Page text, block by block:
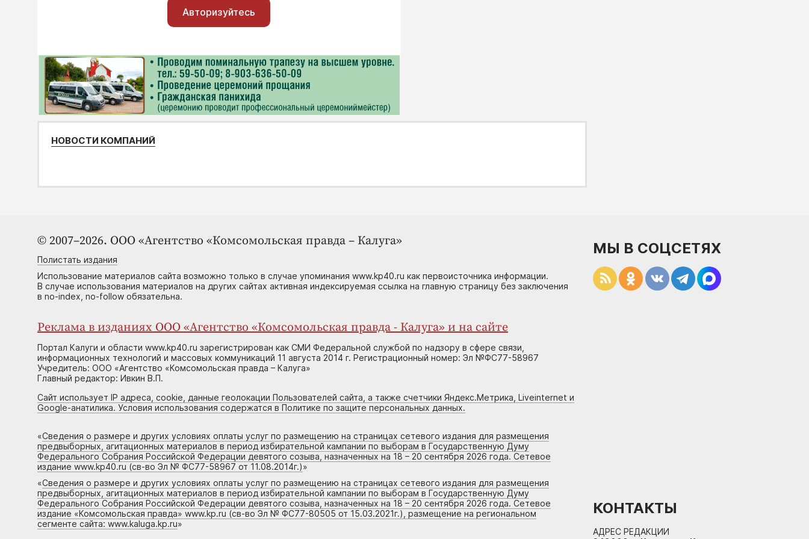
Авторизуйтесь
НОВОСТИ КОМПАНИЙ
© 2007–2026. ООО «Агентство «Комсомольская правда – Калуга»
Полистать издания
Использование материалов сайта возможно только в случае упоминания www.kp40.ru как первоисточника информации.
В случае использования материалов на других сайтах активная индексируемая ссылка на главную страницу без заключения
в no-index, no-follow обязательна.
Реклама в изданиях ООО «Агентство «Комсомольская правда - Калуга» и на сайте
Портал Калуги и области www.kp40.ru зарегистрирован как СМИ Федеральной службой по надзору в сфере связи,
информационных технологий и массовых коммуникаций 11 августа 2014 г. Регистрационный номер: Эл №ФС77-58967
Учредитель: ООО «Агентство «Комсомольская правда – Калуга»
Главный редактор: Ивкин В.П.
Сайт использует IP адреса, cookie, данные геолокации Пользователей сайта, а также счетчики Яндекс.Метрика, Liveinternet и
Google-анатилика. Условия использования содержатся в Политике по защите персональных данных.
«Сведения о размере и других условиях оплаты услуг по размещению на страницах сетевого издания для размещения
предвыборных, агитационных материалов в период избирательной кампании по выборам в Государственную Думу
Федерального Собрания Российской Федерации девятого созыва, назначенных на 18 – 20 сентября 2026 года. Сетевое
издание www.kp40.ru (св-во Эл № ФС77-58967 от 11.08.2014г.)»
«Сведения о размере и других условиях оплаты услуг по размещению на страницах сетевого издания для размещения
предвыборных, агитационных материалов в период избирательной кампании по выборам в Государственную Думу
Федерального Собрания Российской Федерации девятого созыва, назначенных на 18 – 20 сентября 2026 года. Сетевое
издание «Комсомольская правда» www.kp.ru (св-во Эл № ФС77-80505 от 15.03.2021г.), размещение на региональном
сегменте сайта: www.kaluga.kp.ru»
МЫ В СОЦСЕТЯХ
КОНТАКТЫ
АДРЕС РЕДАКЦИИ